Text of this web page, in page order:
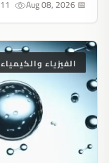
📅 Aug 08, 2026
الفيزياء والكيمياء